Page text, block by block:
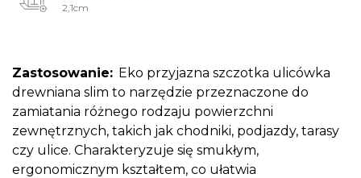
2,1cm
Zastosowanie: Eko przyjazna szczotka ulicówka
drewniana slim to narzędzie przeznaczone do
zamiatania różnego rodzaju powierzchni
zewnętrznych, takich jak chodniki, podjazdy, tarasy
czy ulice. Charakteryzuje się smukłym,
ergonomicznym kształtem, co ułatwia